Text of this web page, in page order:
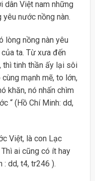
dân Việt nam những
nước nồng nàn.
lòng nồng nàn yêu
ta. Từ xưa đến
thì tinh thần ấy lại sôi
mạnh mẽ, to lớn,
khăn, nó nhấn chìm
“ (Hồ Chí Minh: dd,
Việt, là con Lạc
Thì ai cũng có ít hay
: dd, t4, tr246 ).